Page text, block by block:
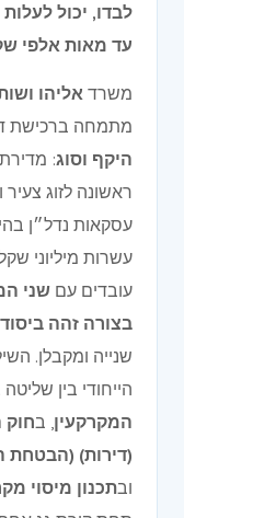
לבדו, יכול
עד מאות אלפי
משרד אליהו
מתמחה ברכישת
היקף וסוג:
ראשונה לזוג צעיר
עסקאות נדל״ן
עשרות מיליוני
עובדים עם שני
בצורה זהה
שנייה ומקבלן.
הייחודי בין
המקרקעין, ב
(דירות) (הבטחת
ובתכנון מיסוי